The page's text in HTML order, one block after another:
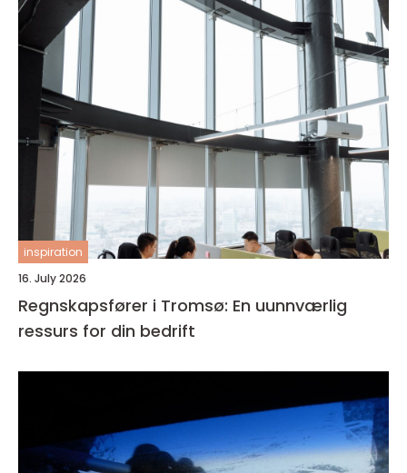
inspiration
16. July 2026
Regnskapsfører i Tromsø: En uunnværlig
ressurs for din bedrift